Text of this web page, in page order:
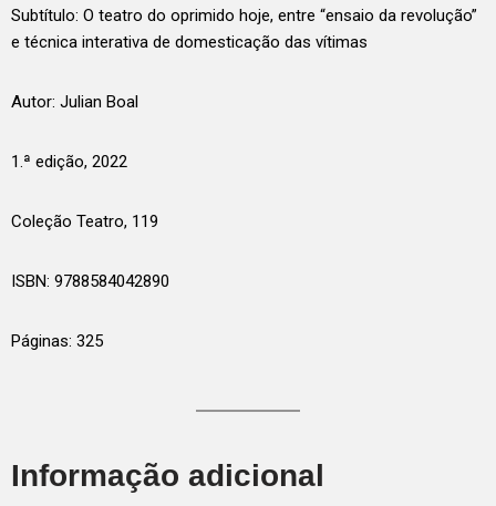
Subtítulo: O teatro do oprimido hoje, entre “ensaio da revolução”
e técnica interativa de domesticação das vítimas
Autor: Julian Boal
1.ª edição, 2022
Coleção Teatro, 119
ISBN: 9788584042890
Páginas: 325
Informação adicional